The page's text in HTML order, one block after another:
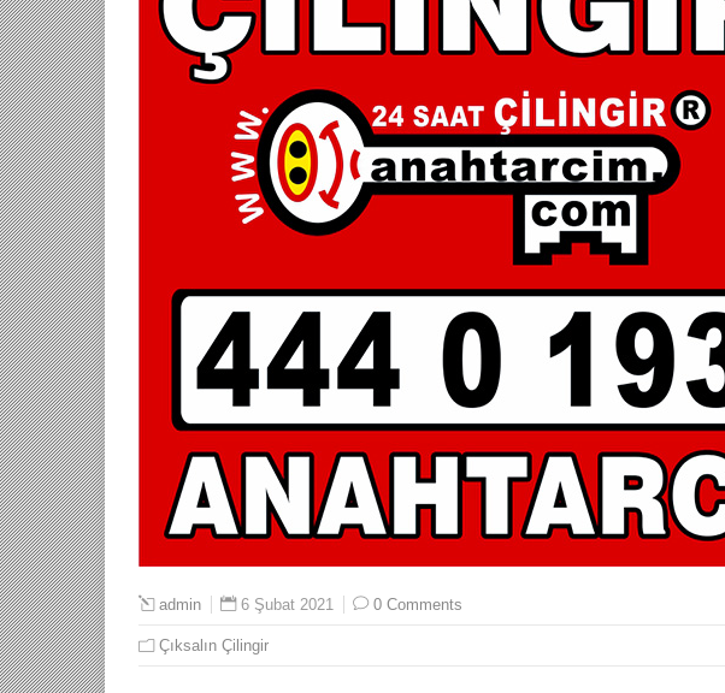
admin 6 Şubat 2021 0 Comments
Çıksalın Çilingir